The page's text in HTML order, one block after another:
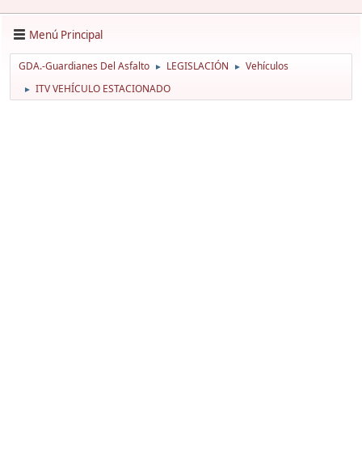
Menú Principal
GDA.-Guardianes Del Asfalto ► LEGISLACIÓN ► Vehículos
► ITV VEHÍCULO ESTACIONADO